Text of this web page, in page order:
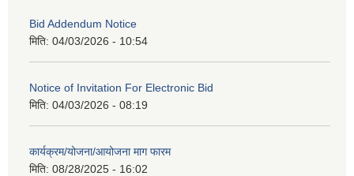
Bid Addendum Notice
मिति: 04/03/2026 - 10:54
Notice of Invitation For Electronic Bid
मिति: 04/03/2026 - 08:19
कार्यक्रम/योजना/आयोजना माग फारम
मिति: 08/28/2025 - 16:02